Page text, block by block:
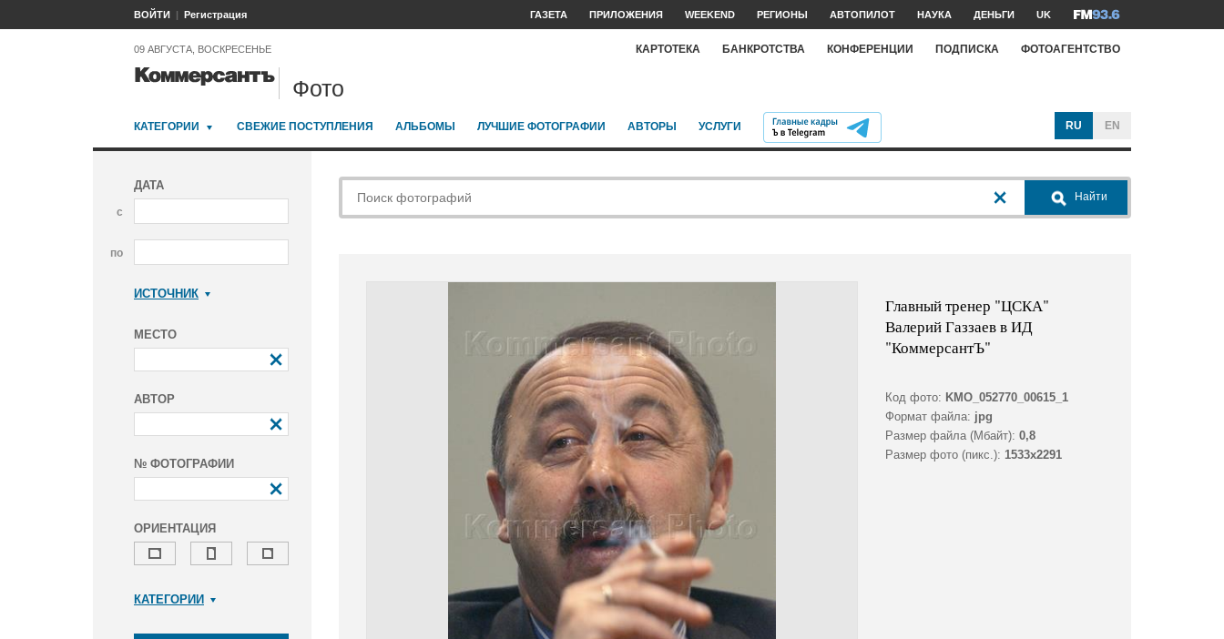
ВОЙТИ Регистрация ГАЗЕТА ПРИЛОЖЕНИЯ WEEKEND РЕГИОНЫ АВТОПИЛОТ НАУКА ДЕНЬГИ UK
09 АВГУСТА, ВОСКРЕСЕНЬЕ КАРТОТЕКА БАНКРОТСТВА КОНФЕРЕНЦИИ ПОДПИСКА ФОТОАГЕНТСТВО
Фото
КАТЕГОРИИ СВЕЖИЕ ПОСТУПЛЕНИЯ АЛЬБОМЫ ЛУЧШИЕ ФОТОГРАФИИ АВТОРЫ УСЛУГИ RU EN
ДАТА
с
по
ИСТОЧНИК
МЕСТО
АВТОР
№ ФОТОГРАФИИ
ОРИЕНТАЦИЯ
КАТЕГОРИИ
Найти
Главный тренер "ЦСКА"
Валерий Газзаев в ИД
"КоммерсантЪ"
Код фото: KMO_052770_00615_1
Формат файла: jpg
Размер файла (Мбайт): 0,8
Размер фото (пикс.): 1533x2291